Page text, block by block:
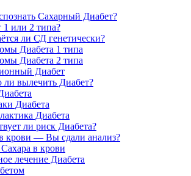
Сахарный Диабет?
1 или 2 типа?
ли СД генетически?
Диабета 1 типа
Диабета 2 типа
Диабет
вылечить Диабет?
Диабета
Диабета
ли риск Диабета?
крови — Вы сдали анализ?
в крови
лечение Диабета